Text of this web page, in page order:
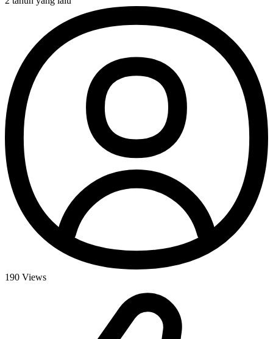
190 Views